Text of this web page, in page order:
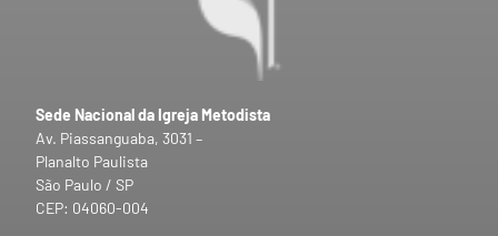
Sede Nacional da Igreja Metodista
Av. Piassanguaba, 3031 –
Planalto Paulista
São Paulo / SP
CEP: 04060-004